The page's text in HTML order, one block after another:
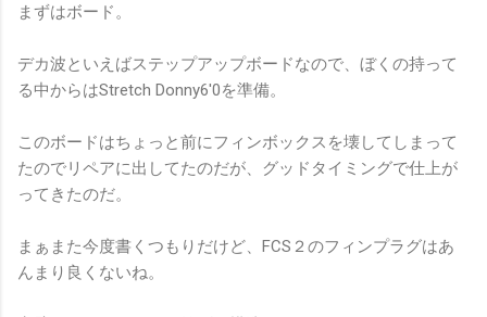
まずはボード。
デカ波といえばステップアップボードなので、ぼくの持って
る中からはStretch Donny6'0を準備。
このボードはちょっと前にフィンボックスを壊してしまって
たのでリペアに出してたのだが、グッドタイミングで仕上が
ってきたのだ。
まぁまた今度書くつもりだけど、FCS２のフィンプラグはあ
んまり良くないね。